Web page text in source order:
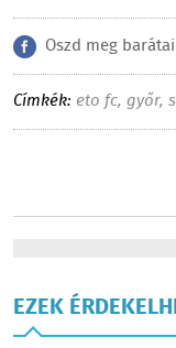
Oszd meg
Címkék: eto fc, győr,
EZEK